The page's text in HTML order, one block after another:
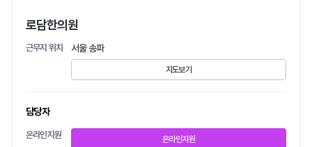
로담한의원
근무지 위치 서울 송파
지도보기
담당자
온라인지원 온라인지원